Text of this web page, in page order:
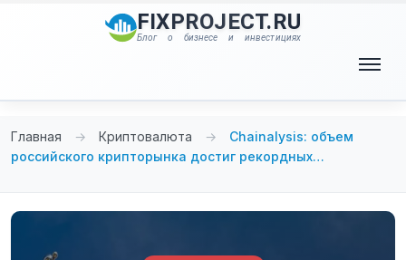
FIXPROJECT.RU
Блог о бизнесе и инвестициях
Главная → Криптовалюта →
Chainalysis: объем
российского крипторынка достиг рекордных…